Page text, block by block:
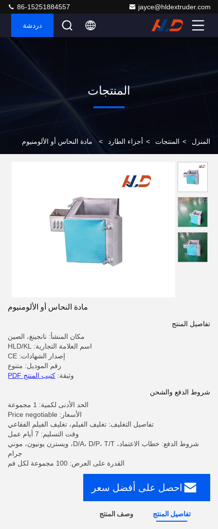
jayce@hldextruder.com
86-15251884557
دردشة
المنتجات
المنزل > المنتجات > أجزاء الطارد > مادة النحاس أو الألومنيوم
مادة النحاس أو الألومنيوم
تفاصيل المنتج
مكان المنشأ: نانجينغ، الصين
اسم العلامة التجارية: HLD/KL
إصدار الشهادات: CE
رقم الموديل: متنوع
وثيقة: كتيب المنتج PDF
شروط الدفع والشحن
الحد الأدنى لكمية: 1 مجموعة
الأسعار: Price negotiable
تفاصيل التغليف: تغليف الفيلم، تغليف الفيلم الفقاعي
وقت التسليم: 7 أيام عمل
شروط الدفع: خطاب الاعتماد، D/A، D/P، T/T، ويسترن يونيون، موني
جرام
القدرة على العرض: 100 مجموعة لكل فم
احصل على أفضل سعر
تفاصيل المنتج وصف المنتج